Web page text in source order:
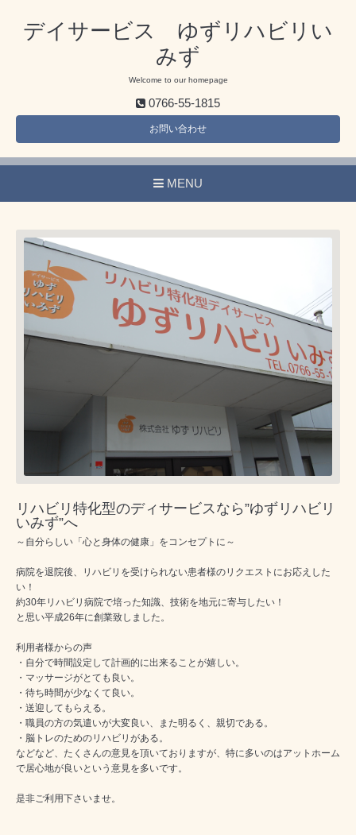
デイサービス ゆずリハビリい
みず
Welcome to our homepage
0766-55-1815
お問い合わせ
MENU
リハビリ特化型のディサービスなら”ゆずリハビリ
いみず”へ
～自分らしい「心と身体の健康」をコンセプトに～
病院を退院後、リハビリを受けられない患者様のリクエストにお応えした
い！
約30年リハビリ病院で培った知識、技術を地元に寄与したい！
と思い平成26年に創業致しました。
利用者様からの声
・自分で時間設定して計画的に出来ることが嬉しい。
・マッサージがとても良い。
・待ち時間が少なくて良い。
・送迎してもらえる。
・職員の方の気遣いが大変良い、また明るく、親切である。
・脳トレのためのリハビリがある。
などなど、たくさんの意見を頂いておりますが、特に多いのはアットホーム
で居心地が良いという意見を多いです。
是非ご利用下さいませ。